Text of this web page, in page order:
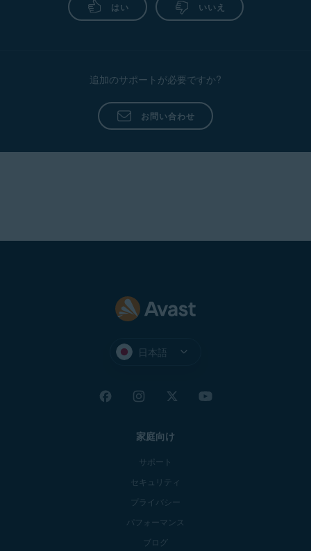
はい いいえ
追加のサポートが必要ですか?
お問い合わせ
日本語
家庭向け
サポート
セキュリティ
プライバシー
パフォーマンス
ブログ